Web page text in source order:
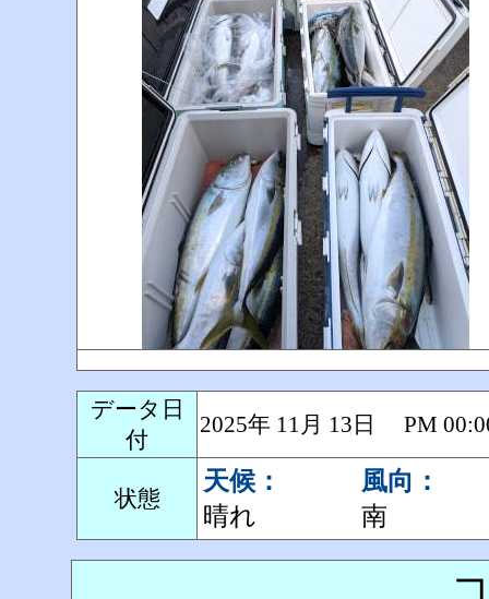
データ日
付
2025年 11月 13日 PM
状態
天候：
晴れ
風向：
南